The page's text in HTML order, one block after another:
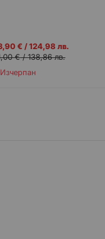
€ /124,98 лв.
€/138,86 лв.
Изчерпан